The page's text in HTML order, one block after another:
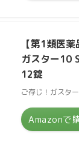
【第1類医薬
ガスター10
12錠
ご存じ！ガスター
Amazonで